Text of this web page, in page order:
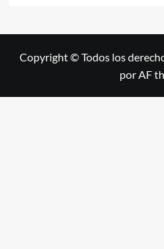
Copyright © Todos los
por AF